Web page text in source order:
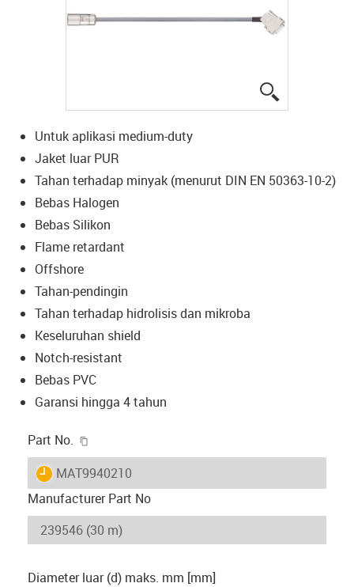
Untuk aplikasi medium-duty
Jaket luar PUR
Tahan terhadap minyak (menurut DIN EN 50363-10-2)
Bebas Halogen
Bebas Silikon
Flame retardant
Offshore
Tahan-pendingin
Tahan terhadap hidrolisis dan mikroba
Keseluruhan shield
Notch-resistant
Bebas PVC
Garansi hingga 4 tahun
Part No.
igus-icon-lieferzeit
MAT9940210
Manufacturer Part No
Diameter luar (d) maks. mm [mm]